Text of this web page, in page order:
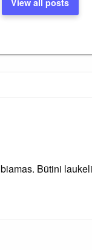
View all posts
Būtini